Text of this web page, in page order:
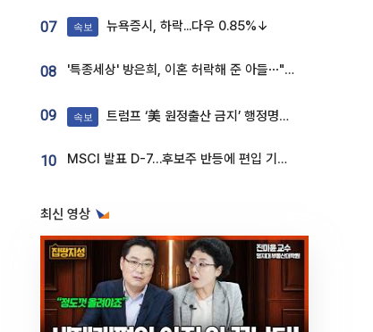
07 속보 뉴욕증시, 하락...다우 0.85%↓
08 '특종세상' 방은희, 이혼 허락해 준 아들⋯"너무 잘 커줬다" 오열
09 속보 트럼프 ‘美 원정출산 금지’ 행정명령 서명
10 MSCI 발표 D-7…후보주 반등에 편입 기대 재점화
최신 영상